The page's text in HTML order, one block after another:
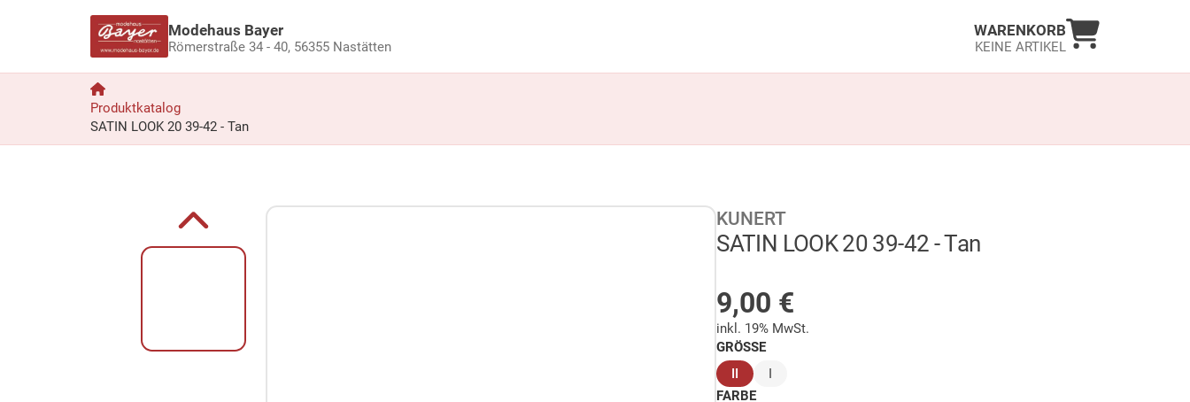
Modehaus Bayer
Römerstraße 34 - 40, 56355 Nastätten
WARENKORB
KEINE ARTIKEL
Warenkorb
Produktkatalog
SATIN LOOK 20 39-42 - Tan
Zur Produktbeschreibung springen KUNERT
SATIN LOOK 20 39-42 - Tan
9,00 €
inkl. 19% MwSt.
GRÖSSE
II (ausgewählt)
I
FARBE